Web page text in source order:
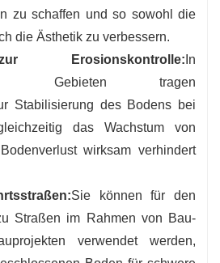
zu schaffen und so sowohl die
die Ästhetik zu verbessern.
Erosionskontrolle: In
Gebieten tragen
Stabilisierung des Bodens bei
das Wachstum von
wirksam verhindert
Sie können für den
Straßen im Rahmen von Bau-
verwendet werden,